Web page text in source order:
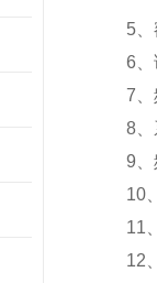
5、
6、
7、
8、
9、
10
11
12